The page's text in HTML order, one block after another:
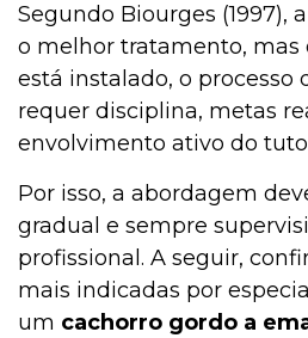
Segundo Biourges (1997),
o melhor tratamento, mas
está instalado, o
requer disciplina, metas
envolvimento ativo do
Por isso, a abordagem
gradual e sempre
profissional. A seguir,
mais indicadas por
um cachorro gordo a